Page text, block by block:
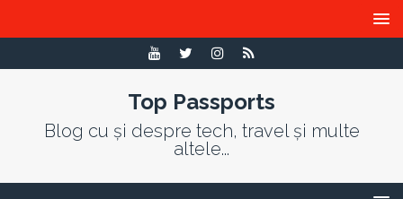
Top Passports
Blog cu și despre tech, travel și multe
altele...